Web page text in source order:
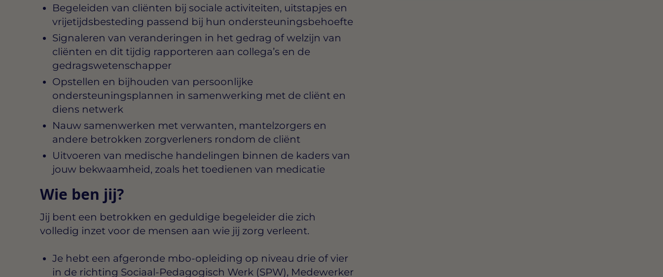
Begeleiden van cliënten bij sociale activiteiten, uitstapjes en
vrijetijdsbesteding passend bij hun ondersteuningsbehoefte
Signaleren van veranderingen in het gedrag of welzijn van
cliënten en dit tijdig rapporteren aan collega’s en de
gedragswetenschapper
Opstellen en bijhouden van persoonlijke
ondersteuningsplannen in samenwerking met de cliënt en
diens netwerk
Nauw samenwerken met verwanten, mantelzorgers en
andere betrokken zorgverleners rondom de cliënt
Uitvoeren van medische handelingen binnen de kaders van
jouw bekwaamheid, zoals het toedienen van medicatie
Wie ben jij?
Jij bent een betrokken en geduldige begeleider die zich
volledig inzet voor de mensen aan wie jij zorg verleent.
Je hebt een afgeronde mbo-opleiding op niveau drie of vier
in de richting Sociaal-Pedagogisch Werk (SPW), Medewerker